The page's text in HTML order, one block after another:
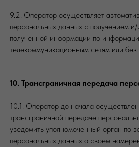
9.2. Оператор осуществляет
персональных данных с получением
полученной информации по
телекоммуникационным сетям или без
10. Трансграничная передача
10.1. Оператор до начала
трансграничной передаче
уведомить уполномоченный орган по
персональных данных о своем